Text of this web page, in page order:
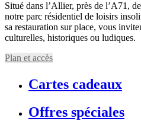
Situé dans l’Allier, près de l’A71,
notre parc résidentiel de loisirs
sa restauration sur place, vous
culturelles, historiques ou ludiques.
Plan et accès
Cartes cadeaux
Offres spéciales